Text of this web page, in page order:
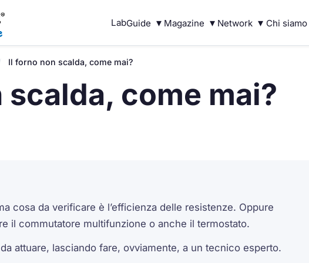
LabGuide ▾ Magazine ▾ Network ▾ Chi siamo
Il forno non scalda, come mai?
come mai?
cosa da verificare è l’efficienza delle resistenze. Oppure
il commutatore multifunzione o anche il termostato.
attuare, lasciando fare, ovviamente, a un tecnico esperto.